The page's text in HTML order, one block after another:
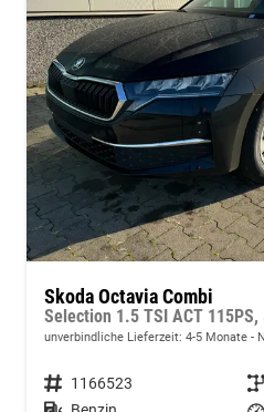
Skoda Octavia Combi
unverbindliche Lieferzeit: 4-5 Monate
Fahrzeugnummer 1166523 Getriebe